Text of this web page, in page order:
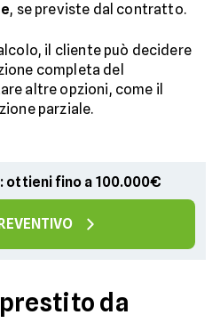
, se previste dal contratto.
il cliente può decidere
completa del
altre opzioni, come il
parziale.
ottieni fino a 100.000€
da